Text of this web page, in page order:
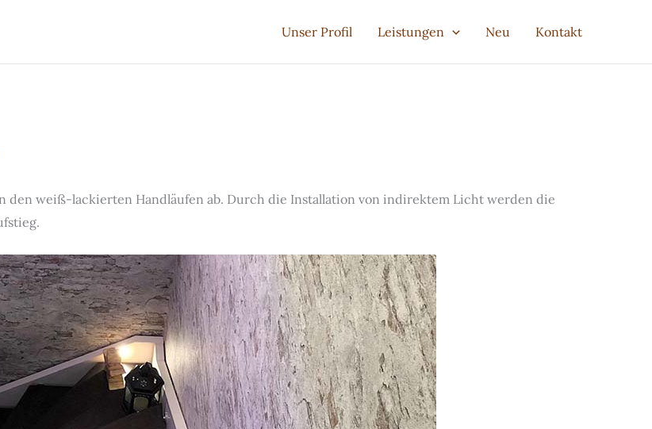
Unser Profil Leistungen Neu Kontakt
den weiß-lackierten Handläufen ab. Durch die Installation von indirektem Licht werden die